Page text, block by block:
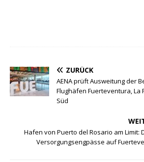
ZURÜCK
AENA prüft Ausweitung der
Flughäfen Fuerteventura, La
Süd
Hafen von Puerto del Rosario am Limit:
Versorgungsengpässe auf